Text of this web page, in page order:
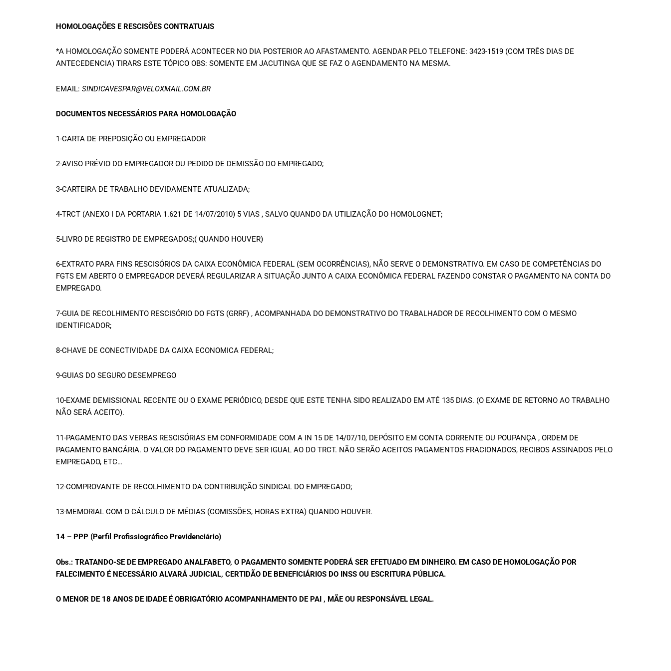
HOMOLOGAÇÕES E RESCISÕES CONTRATUAIS
*A HOMOLOGAÇÃO SOMENTE PODERÁ ACONTECER NO DIA POSTERIOR AO AFASTAMENTO. AGENDAR PELO TELEFONE: 3423-1519 (COM TRÊS DIAS DE
ANTECEDENCIA) TIRARS ESTE TÓPICO OBS: SOMENTE EM JACUTINGA QUE SE FAZ O AGENDAMENTO NA MESMA.
EMAIL: SINDICAVESPAR@VELOXMAIL.COM.BR
DOCUMENTOS NECESSÁRIOS PARA HOMOLOGAÇÃO
1-CARTA DE PREPOSIÇÃO OU EMPREGADOR
2-AVISO PRÉVIO DO EMPREGADOR OU PEDIDO DE DEMISSÃO DO EMPREGADO;
3-CARTEIRA DE TRABALHO DEVIDAMENTE ATUALIZADA;
4-TRCT (ANEXO I DA PORTARIA 1.621 DE 14/07/2010) 5 VIAS , SALVO QUANDO DA UTILIZAÇÃO DO HOMOLOGNET;
5-LIVRO DE REGISTRO DE EMPREGADOS;( QUANDO HOUVER)
6-EXTRATO PARA FINS RESCISÓRIOS DA CAIXA ECONÔMICA FEDERAL (SEM OCORRÊNCIAS), NÃO SERVE O DEMONSTRATIVO. EM CASO DE COMPETÊNCIAS DO
FGTS EM ABERTO O EMPREGADOR DEVERÁ REGULARIZAR A SITUAÇÃO JUNTO A CAIXA ECONÔMICA FEDERAL FAZENDO CONSTAR O PAGAMENTO NA CONTA DO
EMPREGADO.
7-GUIA DE RECOLHIMENTO RESCISÓRIO DO FGTS (GRRF) , ACOMPANHADA DO DEMONSTRATIVO DO TRABALHADOR DE RECOLHIMENTO COM O MESMO
IDENTIFICADOR;
8-CHAVE DE CONECTIVIDADE DA CAIXA ECONOMICA FEDERAL;
9-GUIAS DO SEGURO DESEMPREGO
10-EXAME DEMISSIONAL RECENTE OU O EXAME PERIÓDICO, DESDE QUE ESTE TENHA SIDO REALIZADO EM ATÉ 135 DIAS. (O EXAME DE RETORNO AO TRABALHO
NÃO SERÁ ACEITO).
11-PAGAMENTO DAS VERBAS RESCISÓRIAS EM CONFORMIDADE COM A IN 15 DE 14/07/10, DEPÓSITO EM CONTA CORRENTE OU POUPANÇA , ORDEM DE
PAGAMENTO BANCÁRIA. O VALOR DO PAGAMENTO DEVE SER IGUAL AO DO TRCT. NÃO SERÃO ACEITOS PAGAMENTOS FRACIONADOS, RECIBOS ASSINADOS PELO
EMPREGADO, ETC…
12-COMPROVANTE DE RECOLHIMENTO DA CONTRIBUIÇÃO SINDICAL DO EMPREGADO;
13-MEMORIAL COM O CÁLCULO DE MÉDIAS (COMISSÕES, HORAS EXTRA) QUANDO HOUVER.
14 – PPP (Perfil Profissiográfico Previdenciário)
Obs.: TRATANDO-SE DE EMPREGADO ANALFABETO, O PAGAMENTO SOMENTE PODERÁ SER EFETUADO EM DINHEIRO. EM CASO DE HOMOLOGAÇÃO POR
FALECIMENTO É NECESSÁRIO ALVARÁ JUDICIAL, CERTIDÃO DE BENEFICIÁRIOS DO INSS OU ESCRITURA PÚBLICA.
O MENOR DE 18 ANOS DE IDADE É OBRIGATÓRIO ACOMPANHAMENTO DE PAI , MÃE OU RESPONSÁVEL LEGAL.